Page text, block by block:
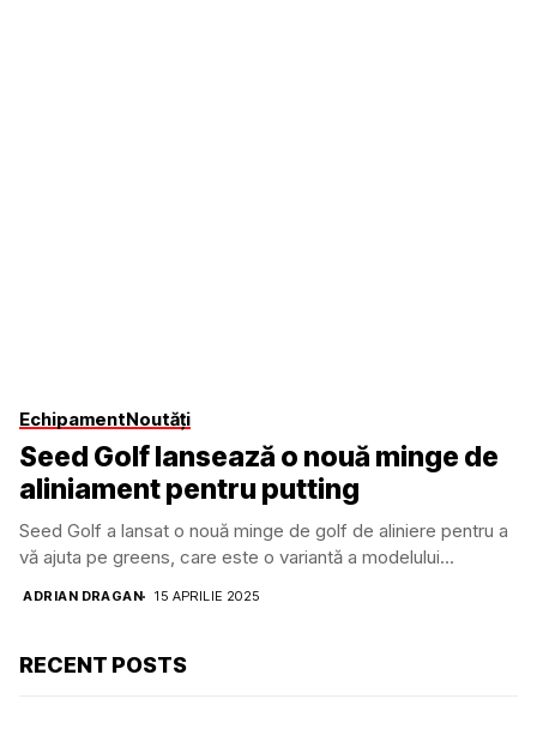
EchipamentNoutăți
Seed Golf lansează o nouă minge de
aliniament pentru putting
Seed Golf a lansat o nouă minge de golf de aliniere pentru a
vă ajuta pe greens, care este o variantă a modelului...
ADRIAN DRAGAN 15 APRILIE 2025
RECENT POSTS